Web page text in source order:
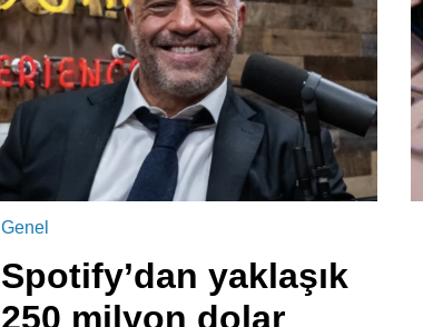
Genel
Spotify’dan yaklaşık
250 milyon dolar